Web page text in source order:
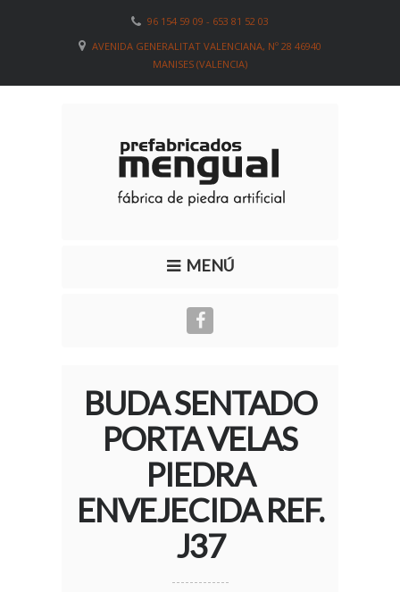
96 154 59 09 - 653 81 52 03
AVENIDA GENERALITAT VALENCIANA, Nº 28 46940
MANISES (VALENCIA)
MENÚ
BUDA SENTADO
PORTA VELAS
PIEDRA
ENVEJECIDA REF.
J37